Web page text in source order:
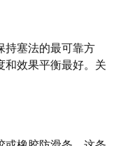
持塞法的最可靠方
和效果平衡最好。关